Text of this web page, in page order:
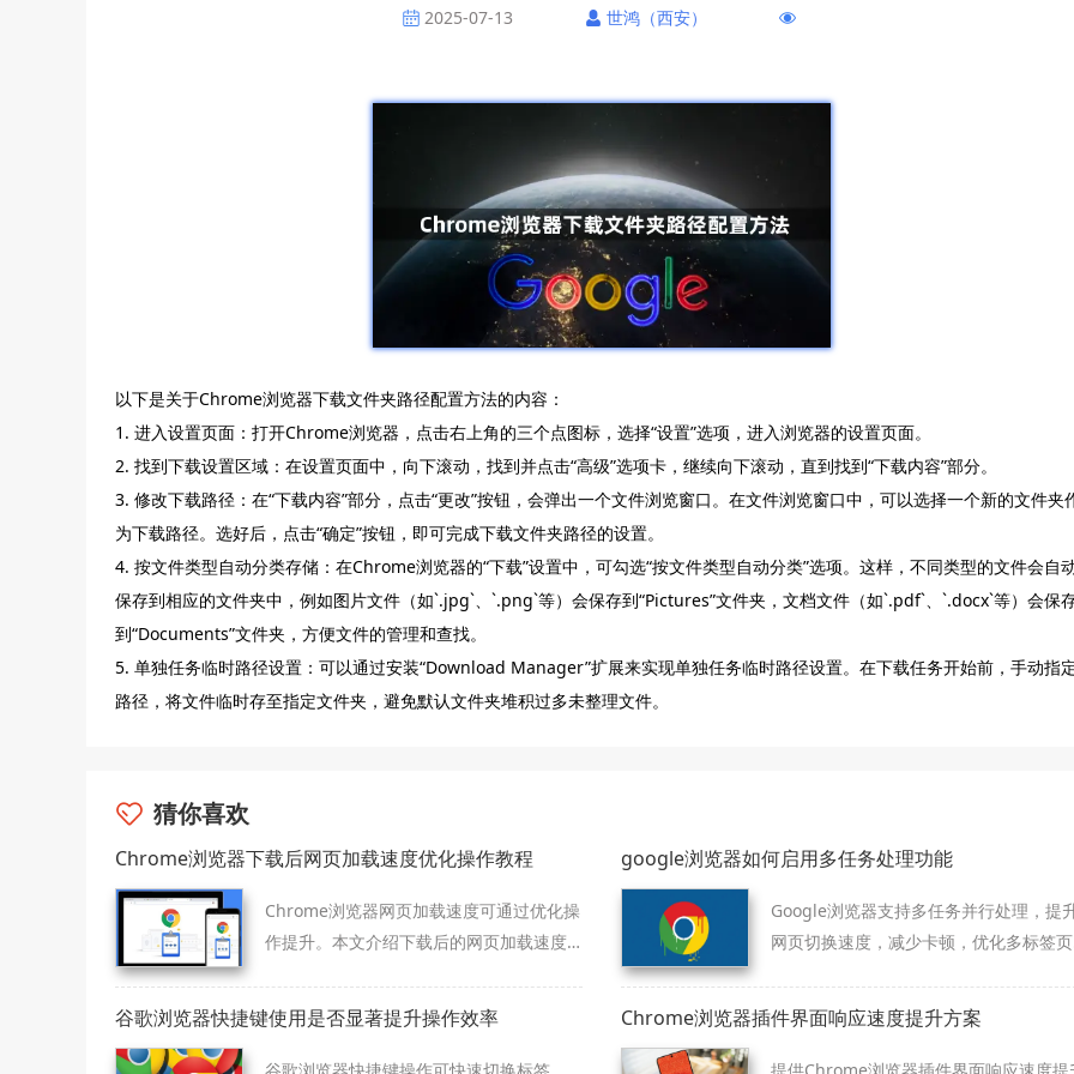
2025-07-13 世鸿（西安）
以下是关于Chrome浏览器下载文件夹路径配置方法的内容：
1. 进入设置页面：打开Chrome浏览器，点击右上角的三个点图标，选择“设置”选项，进入浏览器的设置页面。
2. 找到下载设置区域：在设置页面中，向下滚动，找到并点击“高级”选项卡，继续向下滚动，直到找到“下载内容”部分。
3. 修改下载路径：在“下载内容”部分，点击“更改”按钮，会弹出一个文件浏览窗口。在文件浏览窗口中，可以选择一个新的文件夹
为下载路径。选好后，点击“确定”按钮，即可完成下载文件夹路径的设置。
4. 按文件类型自动分类存储：在Chrome浏览器的“下载”设置中，可勾选“按文件类型自动分类”选项。这样，不同类型的文件会自
保存到相应的文件夹中，例如图片文件（如`.jpg`、`.png`等）会保存到“Pictures”文件夹，文档文件（如`.pdf`、`.docx`等）会保
到“Documents”文件夹，方便文件的管理和查找。
5. 单独任务临时路径设置：可以通过安装“Download Manager”扩展来实现单独任务临时路径设置。在下载任务开始前，手动指
路径，将文件临时存至指定文件夹，避免默认文件夹堆积过多未整理文件。
猜你喜欢
Chrome浏览器下载后网页加载速度优化操作教程
Chrome浏览器网页加载速度可通过优化操
作提升。本文介绍下载后的网页加载速度
google浏览器如何启用多任务处理功能
Google浏览器支持多任务并行处理，提
网页切换速度，减少卡顿，优化多标签页
谷歌浏览器快捷键使用是否显著提升操作效率 Chrome浏览器插件界面响应速度提升方案